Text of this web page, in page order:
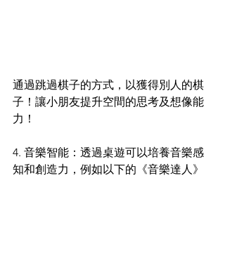
通過跳過棋子的方式，以獲得別人的棋
子！讓小朋友提升空間的思考及想像能
力！
4. 音樂智能：透過桌遊可以培養音樂感
知和創造力，例如以下的《音樂達人》